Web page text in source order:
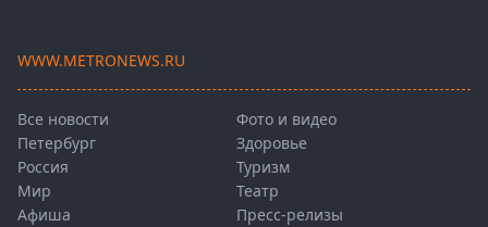
WWW.METRONEWS.RU
Все новости
Петербург
Россия
Мир
Афиша
Фото и видео
Здоровье
Туризм
Театр
Пресс-релизы